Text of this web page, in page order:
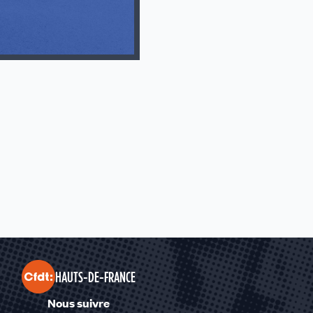
HAUTS-DE-FRANCE
Nous suivre